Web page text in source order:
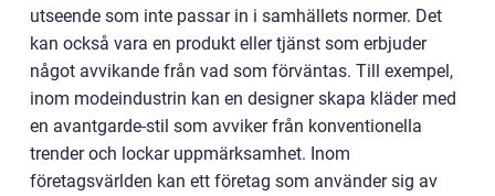
utseende som inte passar in i samhällets normer. Det
kan också vara en produkt eller tjänst som erbjuder
något avvikande från vad som förväntas. Till exempel,
inom modeindustrin kan en designer skapa kläder med
en avantgarde-stil som avviker från konventionella
trender och lockar uppmärksamhet. Inom
företagsvärlden kan ett företag som använder sig av